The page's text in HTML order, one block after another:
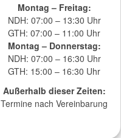
Montag – Freitag:
NDH: 07:00 – 13:30 Uhr
GTH: 07:00 – 11:00 Uhr
Montag – Donnerstag:
NDH: 07:00 – 16:30 Uhr
GTH: 15:00 – 16:30 Uhr
Außerhalb dieser Zeiten:
Termine nach Vereinbarung